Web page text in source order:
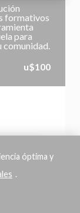
formativos
para
u$100
óptima y
.